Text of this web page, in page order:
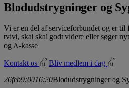
Blodudstrygninger og
Vi er en del af serviceforbundet og er
tvivl, skal skal godt videre eller søger
og A-kasse
Kontakt os
Bliv medlem i dag
26feb9:0016:30Blodudstrygninger og